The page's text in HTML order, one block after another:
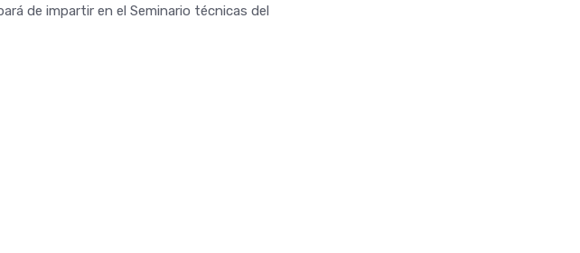
de impartir en el Seminario técnicas del